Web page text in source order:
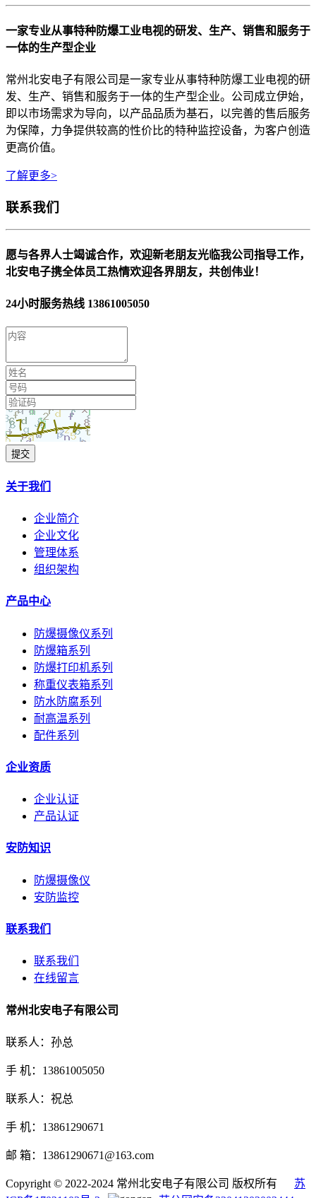
一家专业从事特种防爆工业电视的研发、生产、销售和服务于
一体的生产型企业
常州北安电子有限公司是一家专业从事特种防爆工业电视的研
发、生产、销售和服务于一体的生产型企业。公司成立伊始，
即以市场需求为导向，以产品品质为基石，以完善的售后服务
为保障，力争提供较高的性价比的特种监控设备，为客户创造
更高价值。
了解更多>
联系我们
愿与各界人士竭诚合作，欢迎新老朋友光临我公司指导工作，
北安电子携全体员工热情欢迎各界朋友，共创伟业！
24小时服务热线 13861005050
提交
关于我们
企业简介
企业文化
管理体系
组织架构
产品中心
防爆摄像仪系列
防爆箱系列
防爆打印机系列
称重仪表箱系列
防水防腐系列
耐高温系列
配件系列
企业资质
企业认证
产品认证
安防知识
防爆摄像仪
安防监控
联系我们
联系我们
在线留言
常州北安电子有限公司
联系人：孙总
手 机：13861005050
联系人：祝总
手 机：13861290671
邮 箱：13861290671@163.com
Copyright © 2022-2024 常州北安电子有限公司 版权所有 苏